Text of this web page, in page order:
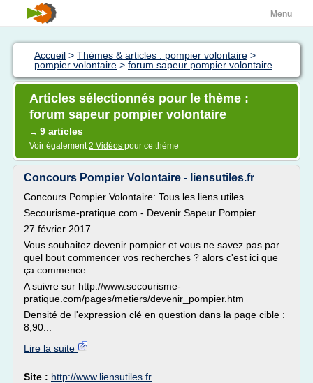
Menu
Accueil > Thèmes & articles : pompier volontaire >
pompier volontaire > forum sapeur pompier volontaire
Articles sélectionnés pour le thème :
forum sapeur pompier volontaire
→ 9 articles
Voir également2 Vidéos pour ce thème
Concours Pompier Volontaire - liensutiles.fr
Concours Pompier Volontaire: Tous les liens utiles
Secourisme-pratique.com - Devenir Sapeur Pompier
27 février 2017
Vous souhaitez devenir pompier et vous ne savez pas par
quel bout commencer vos recherches ? alors c'est ici que
ça commence...
A suivre sur http://www.secourisme-
pratique.com/pages/metiers/devenir_pompier.htm
Densité de l'expression clé en question dans la page cible :
8,90...
Lire la suite
Site : http://www.liensutiles.fr